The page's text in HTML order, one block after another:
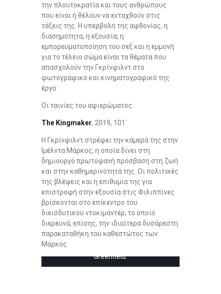
την πλουτοκρατία και τους ανθρώπους
που είναι ή θέλουν να ενταχθούν στις
τάξεις της. Η υπερβολή της αφθονίας, η
διασημότητα, η εξουσία, η
εμπορευματοποίηση του σεξ και η εμμονή
για το τέλειο σώμα είναι τα θέματα που
απασχολούν την Γκρίνφιλντ στο
φωτογραφικό και κινηματογραφικό της
έργο.
Οι ταινίες του αφιερώματος:
The Kingmaker, 2019, 101΄
Η Γκρίνφιλντ στρέφει την κάμερά της στην
Ιμέλντα Μάρκος, η οποία δίνει στη
δημιουργό πρωτοφανή πρόσβαση στη ζωή
και στην καθημερινότητά της. Οι πολιτικές
της βλέψεις και η επιθυμία της για
επιστροφή στην εξουσία στις Φιλιππίνες
βρίσκονται στο επίκεντρο του
διεισδυτικού ντοκιμαντέρ, το οποίο
διερευνά, επίσης, την ιδιαίτερα δυσάρεστη
παρακαταθήκη του καθεστώτος των
Μάρκος.
Imelda Marcos on her 85th birthday in
KINGMAKER. Photo Credit: Lauren
Greenfield.